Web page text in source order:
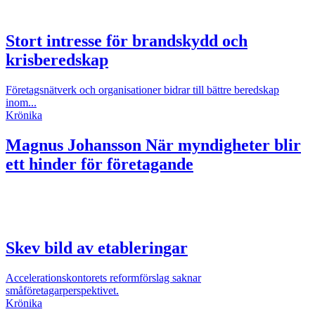
Stort intresse för brandskydd och
krisberedskap
Företagsnätverk och organisationer bidrar till bättre beredskap
inom...
Krönika
Magnus Johansson När myndigheter blir
ett hinder för företagande
Skev bild av etableringar
Accelerationskontorets reformförslag saknar
småföretagarperspektivet.
Krönika